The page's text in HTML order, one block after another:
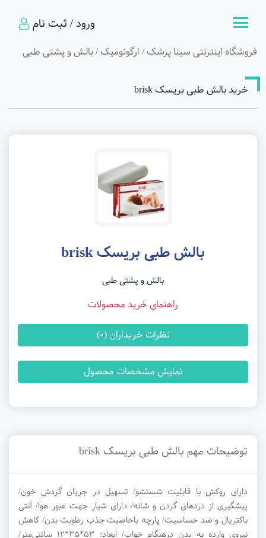
ورود / ثبت نام
فروشگاه اینترنتی سینا پزشک/ ارگونومیک/بالش و پشتی طبی
خرید بالش طبی بریسک brisk
بالش طبی بریسک brisk
بالش و پشتی طبی
راهنمای خرید محصولات
نظرات خریداران (0)
نمایش مشخصات محصول
توضیحات مهم بالش طبی بریسک brisk
دارای روکش با قابلیت شستشو/ تسهیل در جریان گردش خون/
پیشگیری از دردهای گردن و شانه/ دارای شیار جهت عبور هوا/ آنتی
باکتریال و ضد حساسیت/ پارچه باخاصیت جذب رطوبت بدن/ کاهش
نیروی وارده به بدن درهنگام خواب/ ابعاد: ۵۳*۳۵*۱۲ سانتی‌متر/